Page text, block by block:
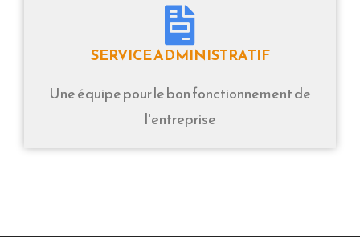
SERVICE ADMINISTRATIF
Une équipe pour le bon fonctionnement de
l'entreprise